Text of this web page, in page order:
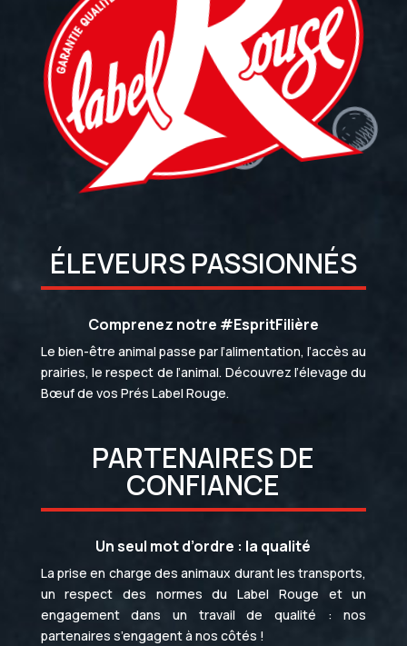
ÉLEVEURS PASSIONNÉS
Comprenez notre #EspritFilière
Le bien-être animal passe par l’alimentation, l’accès au
prairies, le respect de l’animal. Découvrez l’élevage du
Bœuf de vos Prés Label Rouge.
PARTENAIRES DE
CONFIANCE
Un seul mot d’ordre : la qualité
La prise en charge des animaux durant les transports,
un respect des normes du Label Rouge et un
engagement dans un travail de qualité : nos
partenaires s’engagent à nos côtés !